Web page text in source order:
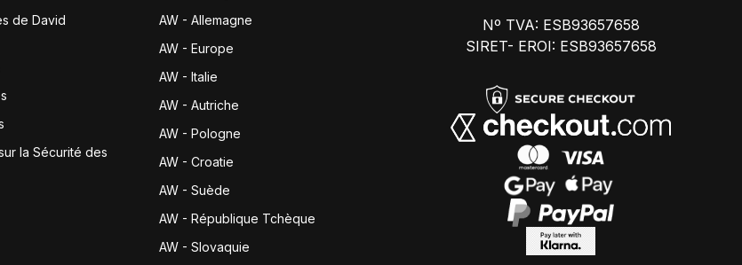
de David
la Sécurité des
AW - Allemagne
AW - Europe
AW - Italie
AW - Autriche
AW - Pologne
AW - Croatie
AW - Suède
AW - République Tchèque
AW - Slovaquie
Nº TVA: ESB93657658
SIRET- EROI: ESB93657658